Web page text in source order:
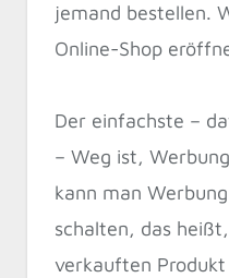
jemand bestellen.
Online-Shop
Der einfachste –
– Weg ist,
kann man
schalten, das
verkauften Produkt